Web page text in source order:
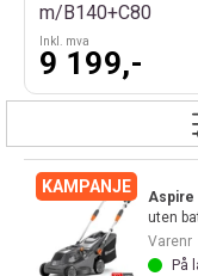
m/B140+C80
Inkl. mva
9 199,-
Aspire
uten
Varenr
På